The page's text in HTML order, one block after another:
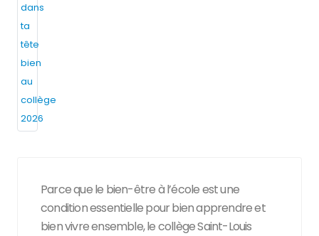
Parce que le bien-être à l’école est une
condition essentielle pour bien apprendre et
bien vivre ensemble, le collège Saint-Louis